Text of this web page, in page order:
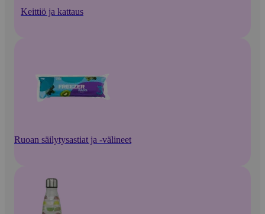
Keittiö ja kattaus
Ruoan säilytysastiat ja -välineet